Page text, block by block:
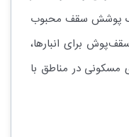
یک پوشش سقف محبوب
برای انبارها،
مسکونی در مناطق با